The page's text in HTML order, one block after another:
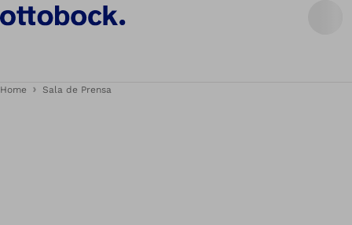
Home Sala de Prensa